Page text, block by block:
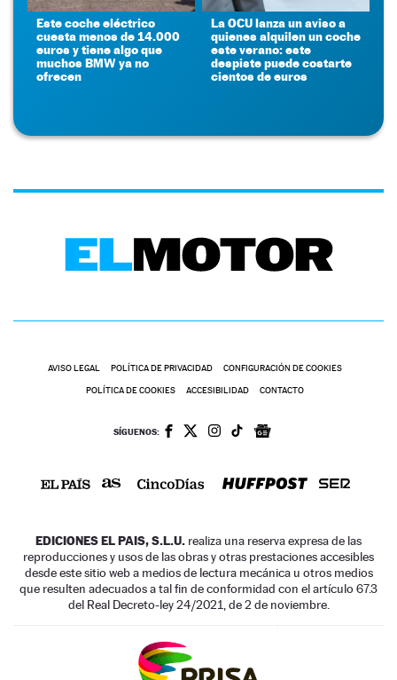
Este coche eléctrico
cuesta menos de 14.000
euros y tiene algo que
muchos BMW ya no
ofrecen
La OCU lanza un aviso a
quienes alquilen un coche
este verano: este
despiste puede costarte
cientos de euros
AVISO LEGAL POLÍTICA DE PRIVACIDAD CONFIGURACIÓN DE COOKIES
POLÍTICA DE COOKIES ACCESIBILIDAD CONTACTO
SÍGUENOS:
EDICIONES EL PAIS, S.L.U. realiza una reserva expresa de las
reproducciones y usos de las obras y otras prestaciones accesibles
desde este sitio web a medios de lectura mecánica u otros medios
que resulten adecuados a tal fin de conformidad con el artículo 67.3
del Real Decreto-ley 24/2021, de 2 de noviembre.